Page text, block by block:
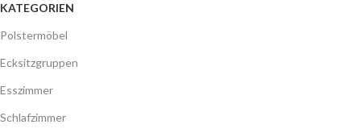
KATEGORIEN
Polstermöbel
Ecksitzgruppen
Esszimmer
Schlafzimmer